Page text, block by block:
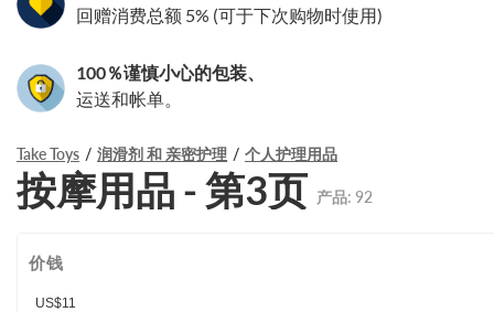
回赠消费总额 5% (可于下次购物时使用)
100％谨慎小心的包装、
运送和帐单。
Take Toys 润滑剂 和 亲密护理 个人护理用品
按摩用品 - 第3页 产品: 92
价钱
US$11